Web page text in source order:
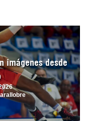
imágenes desde